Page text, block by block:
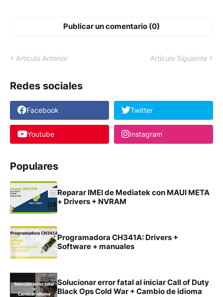
Publicar un comentario (0)
Artículo Anterior Artículo Siguiente
Redes sociales
Facebook Twitter
Youtube Instagram
Populares
Reparar IMEI de Mediatek con MAUI META
+ Drivers + NVRAM
Programadora CH341A: Drivers +
Software + manuales
Solucionar error fatal al iniciar Call of Duty
Black Ops Cold War + Cambio de idioma